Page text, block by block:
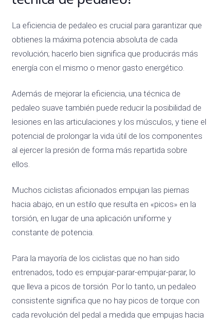
La eficiencia de pedaleo es crucial para garantizar que
obtienes la máxima potencia absoluta de cada
revolución; hacerlo bien significa que producirás más
energía con el mismo o menor gasto energético.
Además de mejorar la eficiencia, una técnica de
pedaleo suave también puede reducir la posibilidad de
lesiones en las articulaciones y los músculos, y tiene el
potencial de prolongar la vida útil de los componentes
al ejercer la presión de forma más repartida sobre
ellos.
Muchos ciclistas aficionados empujan las piernas
hacia abajo, en un estilo que resulta en «picos» en la
torsión, en lugar de una aplicación uniforme y
constante de potencia.
Para la mayoría de los ciclistas que no han sido
entrenados, todo es empujar-parar-empujar-parar, lo
que lleva a picos de torsión. Por lo tanto, un pedaleo
consistente significa que no hay picos de torque con
cada revolución del pedal a medida que empujas hacia